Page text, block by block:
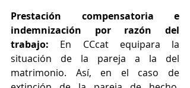
Prestación compensatoria e
indemnización por razón del
trabajo: En CCcat equipara la
situación de la pareja a la del
matrimonio. Así, en el caso de